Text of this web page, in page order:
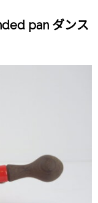
pan ダンス